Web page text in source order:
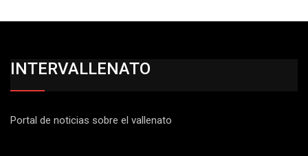
INTERVALLENATO
Portal de noticias sobre el vallenato